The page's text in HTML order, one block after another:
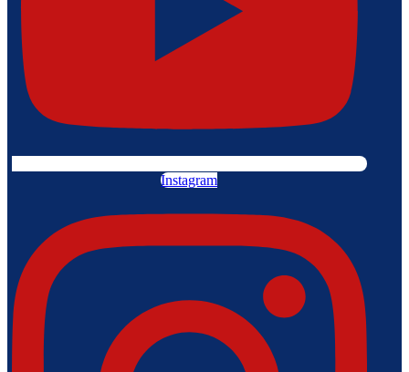
Instagram